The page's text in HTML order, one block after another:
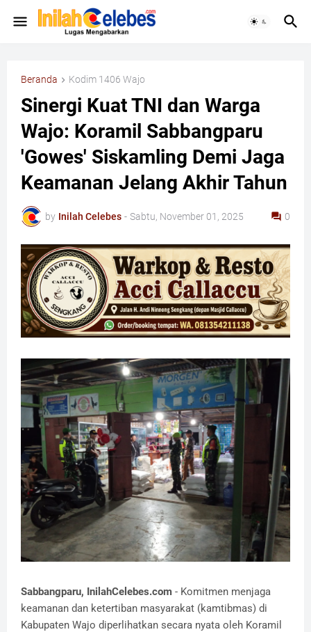
Beranda Kodim 1406 Wajo
Sinergi Kuat TNI dan Warga
Wajo: Koramil Sabbangparu
'Gowes' Siskamling Demi Jaga
Keamanan Jelang Akhir Tahun
by Inilah Celebes - Sabtu, November 01, 2025 0
​Sabbangparu, InilahCelebes.com - Komitmen menjaga
keamanan dan ketertiban masyarakat (kamtibmas) di
Kabupaten Wajo diperlihatkan secara nyata oleh Koramil